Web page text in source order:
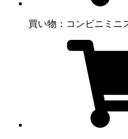
買い物：コンビニ ミニ